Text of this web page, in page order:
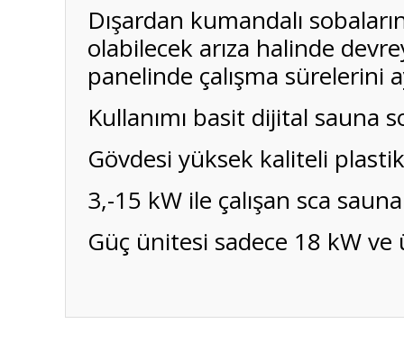
Dışardan kumandalı
olabilecek arıza halinde
panelinde çalışma sürelerini
Kullanımı basit dijital sauna
Gövdesi yüksek kaliteli
3,-15 kW ile çalışan sca
Güç ünitesi sadece 18 kW